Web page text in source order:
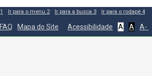
1 Ir para o menu 2 Ir para a busca 3 Ir para o rodapé 4
FAQ Mapa do Site Acessibilidade A A A-